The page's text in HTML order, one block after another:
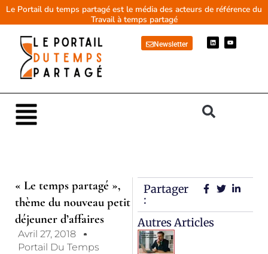
AllerLe Portail du temps partagé est le média des acteurs de référence du
Travail à temps partagé
Newsletter
L
i
n
Y
o
u
Main
Menu
« Le temps partagé »,
thème du nouveau petit
déjeuner d’affaires
Avril 27, 2018
Portail Du Temps
Partager
:
Autres Articles